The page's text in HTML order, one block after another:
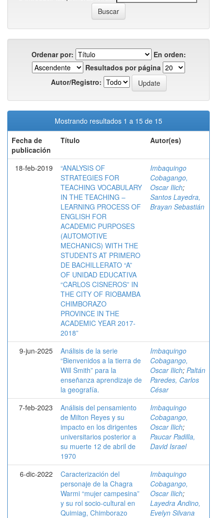
Ordenar por:
En orden:
Resultados por página
Autor/Registro:
Mostrando resultados 1 a 15 de 15
Fecha de
publicación
Título Autor(es)
18-feb-2019
“ANALYSIS OF
STRATEGIES FOR
TEACHING VOCABULARY
IN THE TEACHING –
LEARNING PROCESS OF
ENGLISH FOR
ACADEMIC PURPOSES
(AUTOMOTIVE
MECHANICS) WITH THE
STUDENTS AT PRIMERO
DE BACHILLERATO “A”
OF UNIDAD EDUCATIVA
“CARLOS CISNEROS” IN
THE CITY OF RIOBAMBA
CHIMBORAZO
PROVINCE IN THE
ACADEMIC YEAR 2017-
2018”
Imbaquingo
Cobagango,
Oscar Ilich;
Santos Layedra,
Brayan Sebastián
9-jun-2025
Análisis de la serie
“Bienvenidos a la tierra de
Will Smith” para la
enseñanza aprendizaje de
la geografía.
Imbaquingo
Cobagango,
Oscar Ilich; Paltán
Paredes, Carlos
César
7-feb-2023
Análisis del pensamiento
de Milton Reyes y su
impacto en los dirigentes
universitarios posterior a
su muerte 12 de abril de
1970
Imbaquingo
Cobagango,
Oscar Ilich;
Paucar Padilla,
David Israel
6-dic-2022
Caracterización del
personaje de la Chagra
Warmi “mujer campesina”
y su rol socio-cultural en
Quimiag, Chimborazo
Imbaquingo
Cobagango,
Oscar Ilich;
Layedra Andino,
Evelyn Silvana